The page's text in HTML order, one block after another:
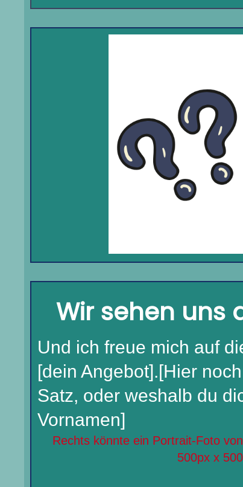
Wir sehen uns
Und ich freue mich auf
[dein Angebot].[Hier
Satz, oder weshalb du
Vornamen]
Rechts könnte ein Portrait-Foto
500px x